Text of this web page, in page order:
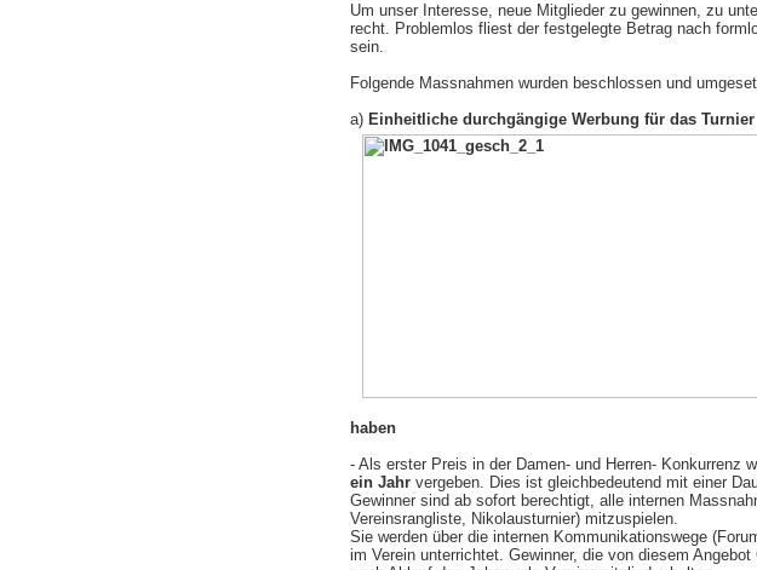
Um unser Interesse, neue Mitglieder zu gewinnen, zu
recht. Problemlos fliest der festgelegte Betrag nach
sein.
Folgende Massnahmen wurden beschlossen und
a) Einheitliche durchgängige Werbung für das Turnier
haben
- Als erster Preis in der Damen- und Herren- Konkurrenz
ein Jahr vergeben. Dies ist gleichbedeutend mit einer
Gewinner sind ab sofort berechtigt, alle internen
Vereinsrangliste, Nikolausturnier) mitzuspielen.
Sie werden über die internen Kommunikationswege
im Verein unterrichtet. Gewinner, die von diesem